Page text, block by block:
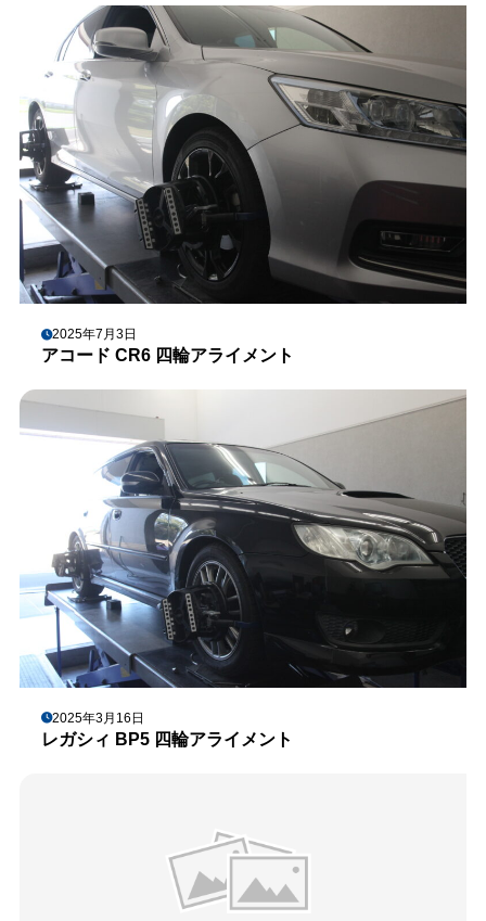
2025年7月3日
アコード CR6 四輪アライメント
2025年3月16日
レガシィ BP5 四輪アライメント